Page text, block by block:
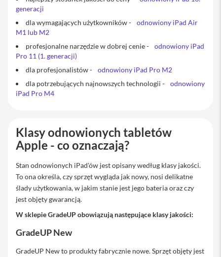
d
i
o
k
c
s
o
r
a
c
l
w
i
a
u
y
M
generacji
dla wymagających użytkowników -
odnowiony iPad Air
M1 lub M2
profesjonalne narzędzie w dobrej cenie -
odnowiony iPad
Pro 11 (1. generacji)
dla profesjonalistów -
odnowiony iPad Pro M2
dla potrzebujących najnowszych technologii -
odnowiony
iPad Pro M4
Klasy odnowionych tabletów
Apple - co oznaczają?
Stan odnowionych iPad'ów jest opisany według klasy jakości.
To ona określa, czy sprzęt wygląda jak nowy, nosi delikatne
ślady użytkowania, w jakim stanie jest jego bateria oraz czy
jest objęty gwarancją.
W sklepie GradeUP obowiązują następujące klasy jakości:
GradeUP New
GradeUP New to produkty fabrycznie nowe. Sprzęt objęty jest